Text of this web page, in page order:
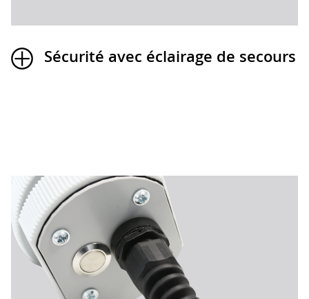
Sécurité avec éclairage de secours